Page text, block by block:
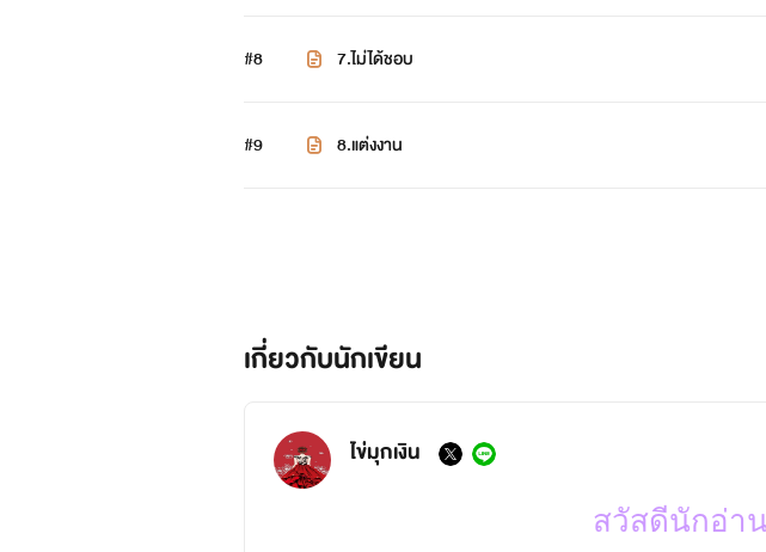
#8 7.ไม่ได้ชอบ
#9 8.แต่งงาน
เกี่ยวกับนักเขียน
ไข่มุกเงิน
สวัสดีนักอ่า